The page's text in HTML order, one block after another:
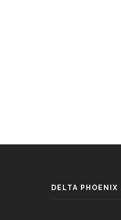
DELTA PHOENIX